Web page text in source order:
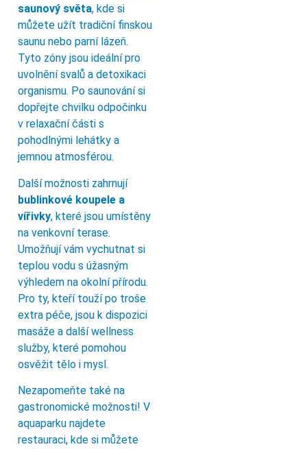
saunový světa, kde si
můžete užít tradiční finskou
saunu nebo parní lázeň.
Tyto zóny jsou ideální pro
uvolnění svalů a detoxikaci
organismu. Po saunování si
dopřejte chvilku odpočinku
v relaxační části s
pohodlnými lehátky a
jemnou atmosférou.
Další možnosti zahrnují
bublinkové koupele a
vířivky, které jsou umístěny
na venkovní terase.
Umožňují vám vychutnat si
teplou vodu s úžasným
výhledem na okolní přírodu.
Pro ty, kteří touží po troše
extra péče, jsou k dispozici
masáže a další wellness
služby, které pomohou
osvěžit tělo i mysl.
Nezapomeňte také na
gastronomické možnosti! V
aquaparku najdete
restauraci, kde si můžete